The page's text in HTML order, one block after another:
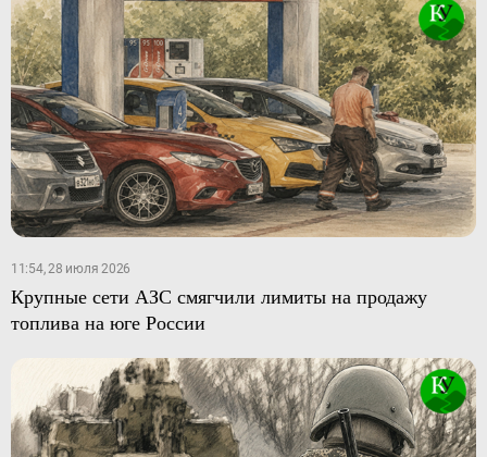
11:54, 28 июля 2026
Крупные сети АЗС смягчили лимиты на продажу
топлива на юге России